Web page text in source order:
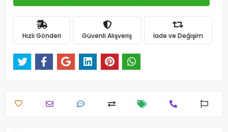
Hızlı Gönderi Güvenli Alışveriş İade ve Değişim